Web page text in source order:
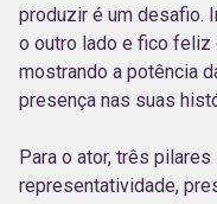
produzir é um desafio.
o outro lado e fico feliz
mostrando a potência
presença nas suas
Para o ator, três
representatividade,